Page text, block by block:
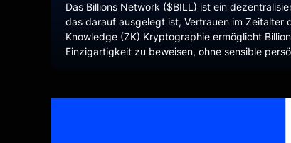
Das Billions Network ($BILL) ist ein
das darauf ausgelegt ist, Vertrauen im
Knowledge (ZK) Kryptographie ermöglicht
Einzigartigkeit zu beweisen, ohne sensible